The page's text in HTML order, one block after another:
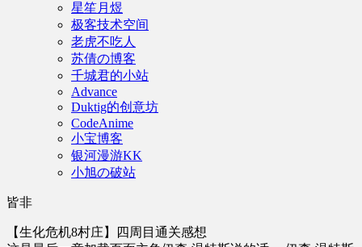
星笙月煜
极客技术空间
老虎不吃人
苏倩の博客
千城君的小站
Advance
Duktig的创意坊
CodeAnime
小宝博客
银河漫游KK
小旭の破站
皆非
【生化危机8村庄】四周目通关感想